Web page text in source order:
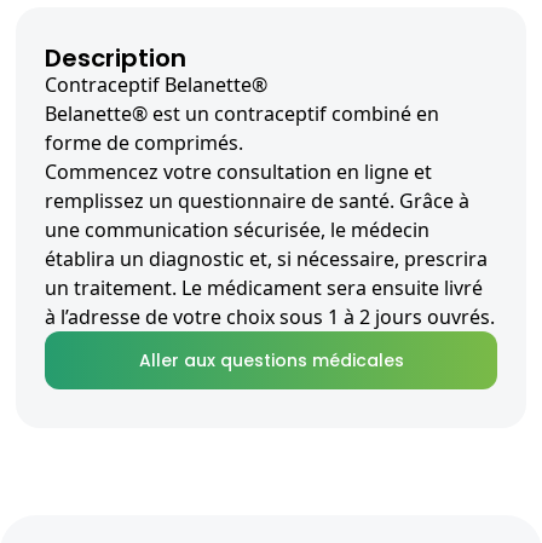
Description
Contraceptif Belanette®
Belanette® est un contraceptif combiné en
forme de comprimés.
Commencez votre consultation en ligne et
remplissez un questionnaire de santé. Grâce à
une communication sécurisée, le médecin
établira un diagnostic et, si nécessaire, prescrira
un traitement. Le médicament sera ensuite livré
à l’adresse de votre choix sous 1 à 2 jours ouvrés.
Aller aux questions médicales